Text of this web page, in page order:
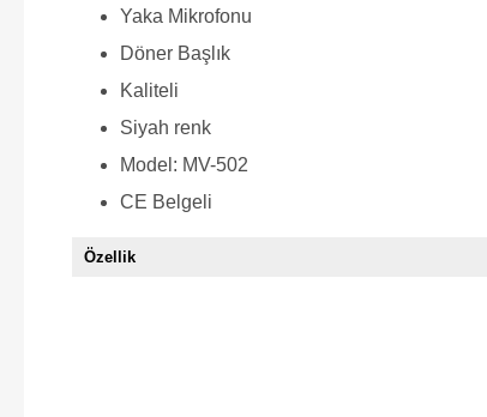
Yaka Mikrofonu
Döner Başlık
Kaliteli
Siyah renk
Model: MV-502
CE Belgeli
Özellik